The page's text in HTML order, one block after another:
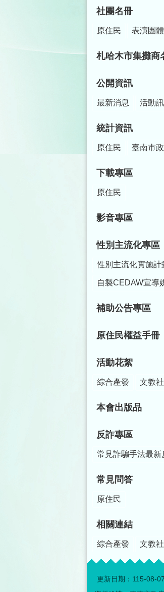
社團名冊
原住民 表演團體
札哈木市集攤商
公開資訊
最新消息 活動
統計資訊
原住民 臺南市
下載專區
原住民
影音專區
性別主流化專區
性別主流化實施計
自製CEDAW宣導
補助公告專區
原住民權益手冊
活動花絮
綜合產發 文教
本會出版品
反詐專區
常見詐騙手法最新
常見問答
原住民
相關連結
綜合產發 文教
更新日期： 115-08-07